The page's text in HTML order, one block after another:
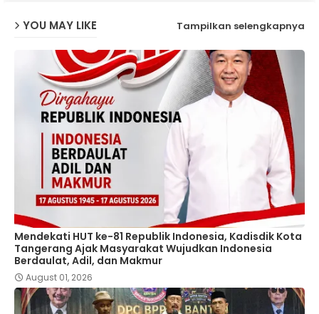
YOU MAY LIKE Tampilkan selengkapnya
Mendekati HUT ke-81 Republik Indonesia, Kadisdik Kota
Tangerang Ajak Masyarakat Wujudkan Indonesia
Berdaulat, Adil, dan Makmur
August 01, 2026